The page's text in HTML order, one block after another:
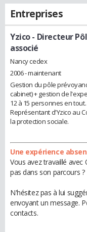
Entreprises
Yzico- Directeur
associé
Nancy cedex
2006 - maintenant
Gestion du pôle
cabinet) + gestion de
12 à 15 personnes en tout.
Représentant d'Yzico au
la protection sociale.
Une expérience
Vous avez travaillé avec
pas dans son parcours ?
N'hésitez pas à lui
envoyant un message.
contacts.